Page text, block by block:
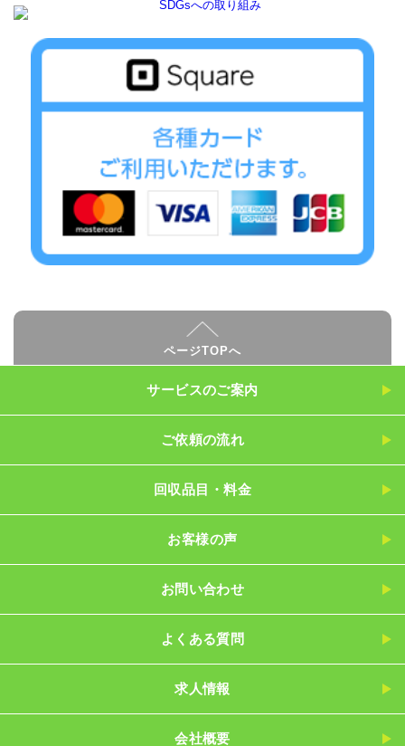
ページTOPへ
サービスのご案内
ご依頼の流れ
回収品目・料金
お客様の声
お問い合わせ
よくある質問
求人情報
会社概要